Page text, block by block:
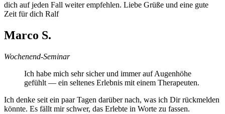
dich auf jeden Fall weiter empfehlen. Liebe Grüße und eine gute
Zeit für dich Ralf
Marco S.
Wochenend-Seminar
Ich habe mich sehr sicher und immer auf Augenhöhe
gefühlt — ein seltenes Erlebnis mit einem Therapeuten.
Ich denke seit ein paar Tagen darüber nach, was ich Dir rückmelden
könnte. Es fällt mir schwer, das Erlebte in Worte zu fassen.